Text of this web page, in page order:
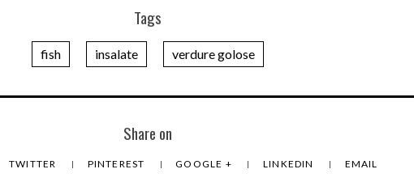
Tags
fish insalate verdure golose
Share on
TWITTER PINTEREST GOOGLE + LINKEDIN EMAIL